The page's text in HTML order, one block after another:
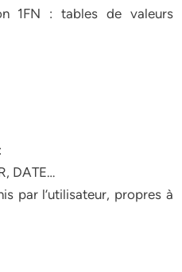
1FN : tables de valeurs
DATE…
par l’utilisateur, propres à